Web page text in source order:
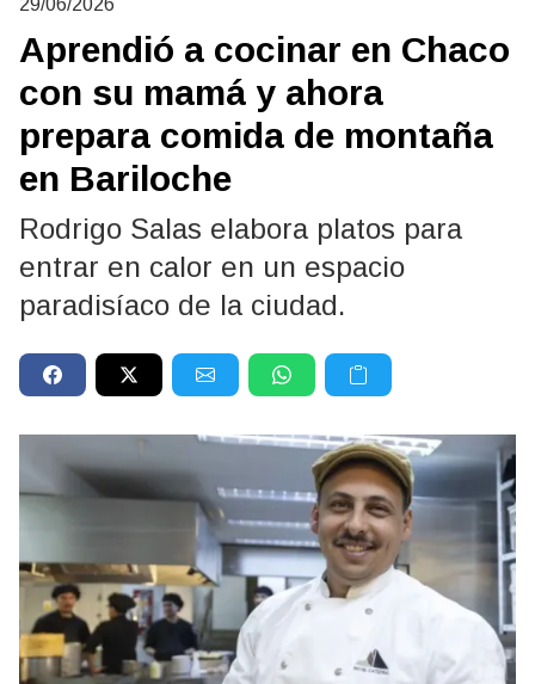
29/06/2026
Aprendió a cocinar en Chaco
con su mamá y ahora
prepara comida de montaña
en Bariloche
Rodrigo Salas elabora platos para
entrar en calor en un espacio
paradisíaco de la ciudad.